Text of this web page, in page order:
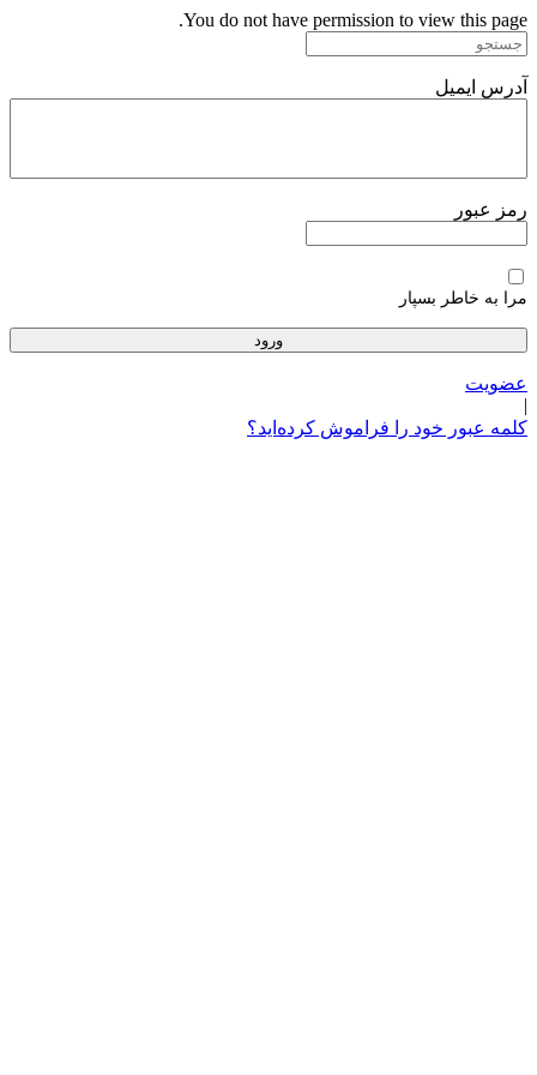
پرش
به
You do not have permission to view this page.
آدرس ایمیل
رمز عبور
مرا به خاطر بسپار
عضویت
|
کلمه عبور خود را فراموش کرده‌اید؟